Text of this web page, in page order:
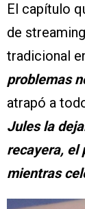
El capítulo
de
tradicional
problemas
atrapó a
Jules la
recayera, el
mientras